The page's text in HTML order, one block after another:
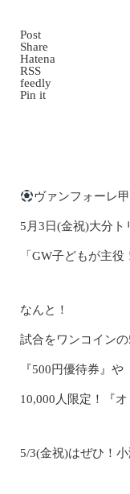
Post
Share
Hatena
RSS
feedly
Pin it
ヴァンフォーレ
5月3日(金祝)大分ト
「GW子どもが主
なんと！
試合をワンコイン
『500円優待券』や
10,000人限定！『
5/3(金祝)はぜひ！